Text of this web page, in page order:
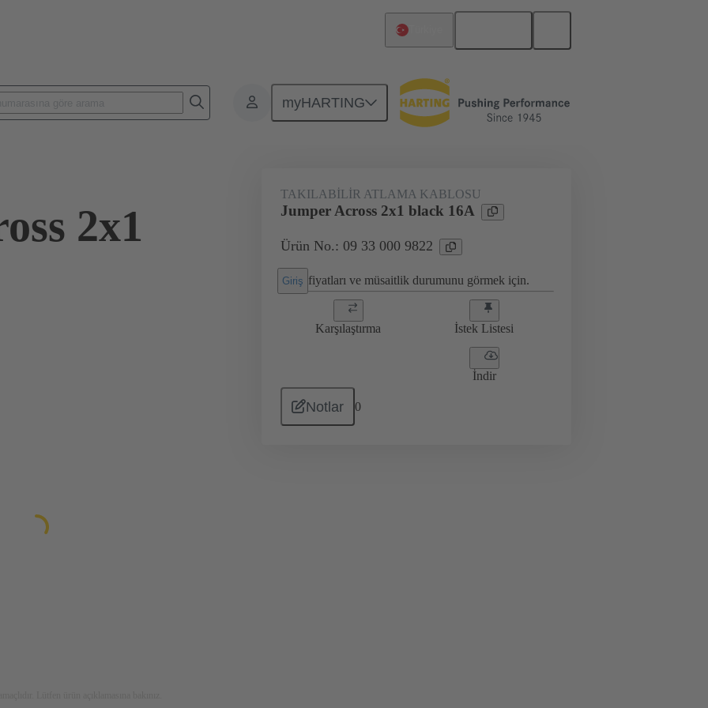
myHARTING
Aksesuarlar Han® ES Press geçmeli jumperlar 09 33 000 9822
2x1
TAKILABILIR ATLAMA KABLOSU
Jumper Across 2x1 black 16A
Ürün No.: 09 33 000 9822
Giriş fiyatları ve müsaitlik durumunu görmek için.
Karşılaştırma İstek Listesi
İndir
Notlar 0